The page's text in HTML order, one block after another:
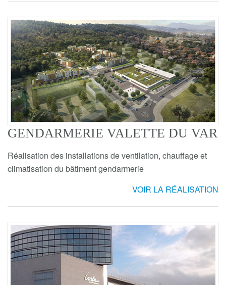
GENDARMERIE VALETTE DU VAR
Réalisation des installations de ventilation, chauffage et
climatisation du bâtiment gendarmerie
VOIR LA RÉALISATION